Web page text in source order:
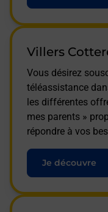
Villers
Vous désirez
téléassistance
les différentes
mes parents »
répondre à vos
Je découvre